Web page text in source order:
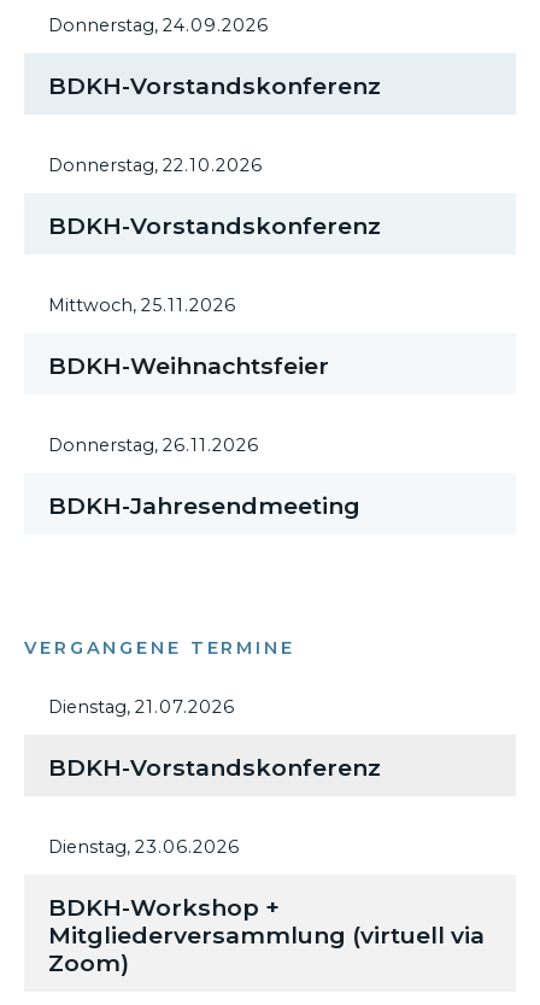
Donnerstag, 24.09.2026
BDKH-Vorstandskonferenz
Donnerstag, 22.10.2026
BDKH-Vorstandskonferenz
Mittwoch, 25.11.2026
BDKH-Weihnachtsfeier
Donnerstag, 26.11.2026
BDKH-Jahresendmeeting
VERGANGENE TERMINE
Dienstag, 21.07.2026
BDKH-Vorstandskonferenz
Dienstag, 23.06.2026
BDKH-Workshop +
Mitgliederversammlung (virtuell via
Zoom)